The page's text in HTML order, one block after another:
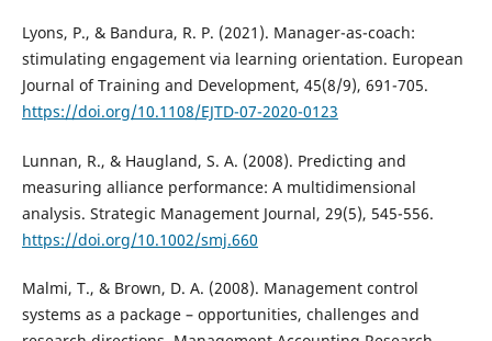
Lyons, P., & Bandura, R. P. (2021). Manager-as-coach:
stimulating engagement via learning orientation. European
Journal of Training and Development, 45(8/9), 691-705.
https://doi.org/10.1108/EJTD-07-2020-0123
Lunnan, R., & Haugland, S. A. (2008). Predicting and
measuring alliance performance: A multidimensional
analysis. Strategic Management Journal, 29(5), 545-556.
https://doi.org/10.1002/smj.660
Malmi, T., & Brown, D. A. (2008). Management control
systems as a package – opportunities, challenges and